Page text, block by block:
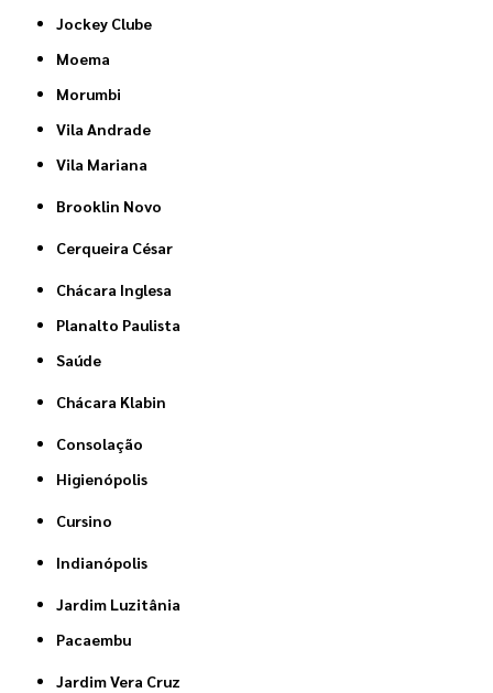
Jockey Clube
Moema
Morumbi
Vila Andrade
Vila Mariana
Brooklin Novo
Cerqueira César
Chácara Inglesa
Planalto Paulista
Saúde
Chácara Klabin
Consolação
Higienópolis
Cursino
Indianópolis
Jardim Luzitânia
Pacaembu
Jardim Vera Cruz